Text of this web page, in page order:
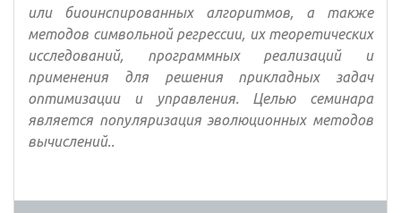
или биоинспированных алгоритмов, а также
методов символьной регрессии, их теоретических
исследований, программных реализаций и
применения для решения прикладных задач
оптимизации и управления. Целью семинара
является популяризация эволюционных методов
вычислений..